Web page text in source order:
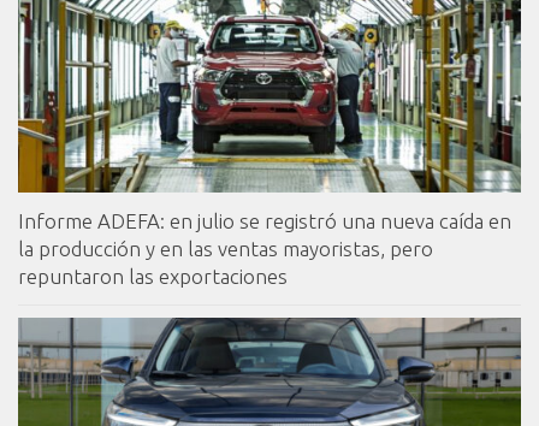
Informe ADEFA: en julio se registró una nueva caída en
la producción y en las ventas mayoristas, pero
repuntaron las exportaciones